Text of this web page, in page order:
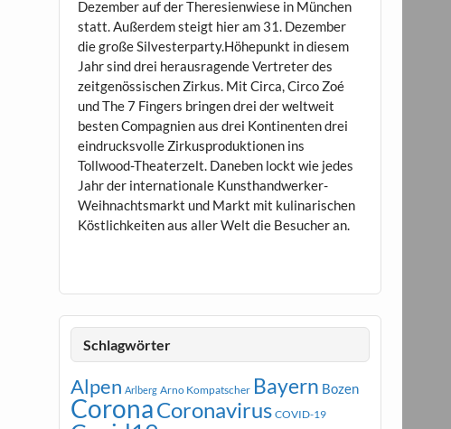
Dezember auf der Theresienwiese in München
statt. Außerdem steigt hier am 31. Dezember
die große Silvesterparty.Höhepunkt in diesem
Jahr sind drei herausragende Vertreter des
zeitgenössischen Zirkus. Mit Circa, Circo Zoé
und The 7 Fingers bringen drei der weltweit
besten Compagnien aus drei Kontinenten drei
eindrucksvolle Zirkusproduktionen ins
Tollwood-Theaterzelt. Daneben lockt wie jedes
Jahr der internationale Kunsthandwerker-
Weihnachtsmarkt und Markt mit kulinarischen
Köstlichkeiten aus aller Welt die Besucher an.
Schlagwörter
Alpen Arlberg Arno Kompatscher Bayern Bozen
CoronaCoronavirus COVID-19